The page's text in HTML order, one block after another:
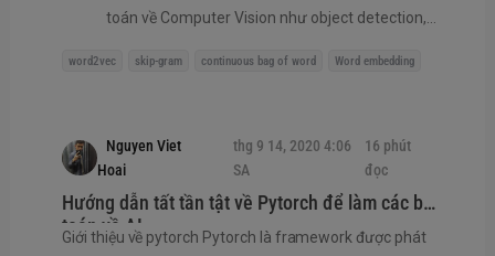
toán về Computer Vision như object detection,
hành trích xuất thông tin. Tuy nhiên, đối với dữ liệu
ở dạng text, khi thông tin dữ liệu không chỉ được
c...
word2vec skip-gram continuous bag of word Word embedding
Nguyen Viet
Hoai
thg 9 14, 2020 4:06
SA
16 phút
đọc
Hướng dẫn tất tần tật về Pytorch để làm các bài
toán về AI
Giới thiệu về pytorch Pytorch là framework được phát